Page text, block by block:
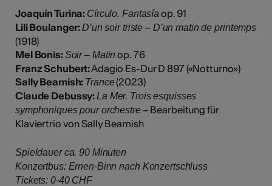
Joaquín Turina: Círculo. Fantasía op. 91
Lili Boulanger:D’un soir triste – D’un matin de printemps
(1918)
Mel Bonis:Soir – Matin op. 76
Franz Schubert:Adagio Es-Dur D 897 («Notturno»)
Sally Beamish: Trance(2023)
Claude Debussy:La Mer. Trois esquisses
symphoniques pour orchestre– Bearbeitung für
Klaviertrio von Sally Beamish
Spieldauer ca. 90 Minuten
Konzertbus: Ernen-Binn nach Konzertschluss
Tickets: 0-40 CHF